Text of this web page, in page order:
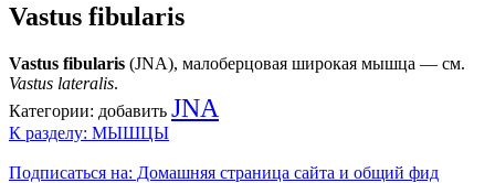
Vastus fibularis
Vastus fibularis (JNA), малоберцовая широкая мышца — см.
Vastus lateralis.
Категории: добавить JNA
К разделу: МЫШЦЫ
Подписаться на: Домашняя страница сайта и общий фид